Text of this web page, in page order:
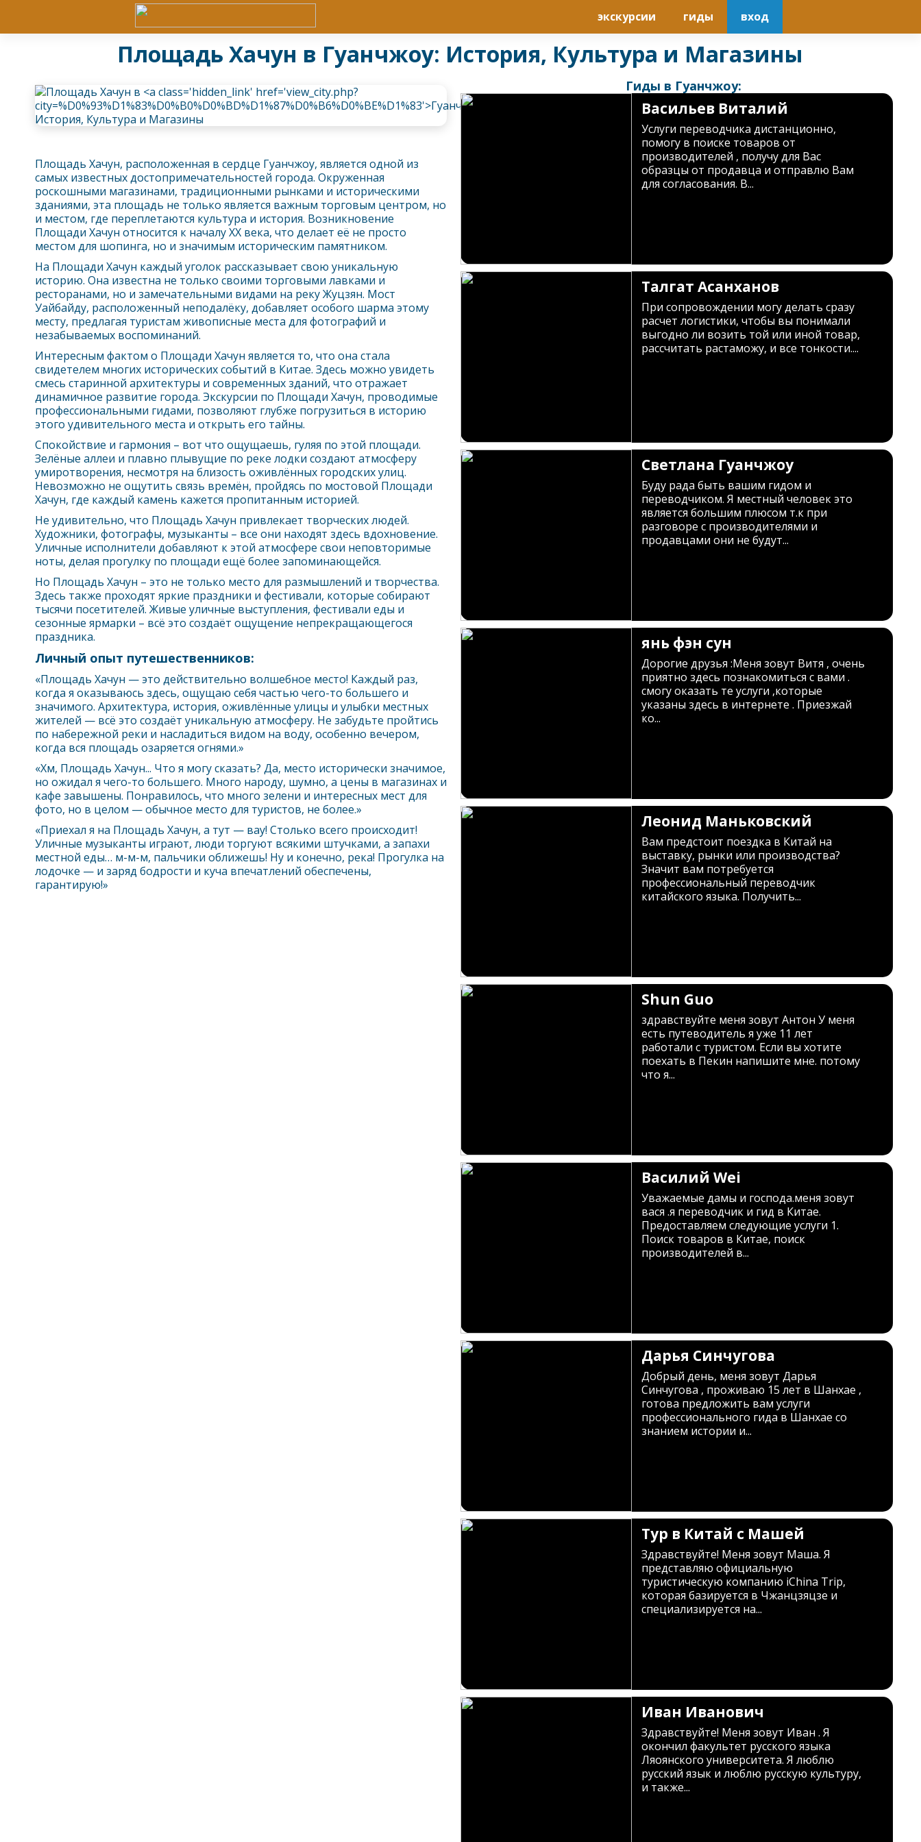
экскурсии гиды вход
Площадь Хачун в Гуанчжоу: История, Культура и Магазины
Площадь Хачун, расположенная в сердце Гуанчжоу, является одной из
самых известных достопримечательностей города. Окруженная
роскошными магазинами, традиционными рынками и историческими
зданиями, эта площадь не только является важным торговым центром, но
и местом, где переплетаются культура и история. Возникновение
Площади Хачун относится к началу XX века, что делает её не просто
местом для шопинга, но и значимым историческим памятником.
На Площади Хачун каждый уголок рассказывает свою уникальную
историю. Она известна не только своими торговыми лавками и
ресторанами, но и замечательными видами на реку Жуцзян. Мост
Уайбайду, расположенный неподалёку, добавляет особого шарма этому
месту, предлагая туристам живописные места для фотографий и
незабываемых воспоминаний.
Интересным фактом о Площади Хачун является то, что она стала
свидетелем многих исторических событий в Китае. Здесь можно увидеть
смесь старинной архитектуры и современных зданий, что отражает
динамичное развитие города. Экскурсии по Площади Хачун, проводимые
профессиональными гидами, позволяют глубже погрузиться в историю
этого удивительного места и открыть его тайны.
Спокойствие и гармония – вот что ощущаешь, гуляя по этой площади.
Зелёные аллеи и плавно плывущие по реке лодки создают атмосферу
умиротворения, несмотря на близость оживлённых городских улиц.
Невозможно не ощутить связь времён, пройдясь по мостовой Площади
Хачун, где каждый камень кажется пропитанным историей.
Не удивительно, что Площадь Хачун привлекает творческих людей.
Художники, фотографы, музыканты – все они находят здесь вдохновение.
Уличные исполнители добавляют к этой атмосфере свои неповторимые
ноты, делая прогулку по площади ещё более запоминающейся.
Но Площадь Хачун – это не только место для размышлений и творчества.
Здесь также проходят яркие праздники и фестивали, которые собирают
тысячи посетителей. Живые уличные выступления, фестивали еды и
сезонные ярмарки – всё это создаёт ощущение непрекращающегося
праздника.
Личный опыт путешественников:
«Площадь Хачун — это действительно волшебное место! Каждый раз,
когда я оказываюсь здесь, ощущаю себя частью чего-то большего и
значимого. Архитектура, история, оживлённые улицы и улыбки местных
жителей — всё это создаёт уникальную атмосферу. Не забудьте пройтись
по набережной реки и насладиться видом на воду, особенно вечером,
когда вся площадь озаряется огнями.»
«Хм, Площадь Хачун... Что я могу сказать? Да, место исторически значимое,
но ожидал я чего-то большего. Много народу, шумно, а цены в магазинах и
кафе завышены. Понравилось, что много зелени и интересных мест для
фото, но в целом — обычное место для туристов, не более.»
«Приехал я на Площадь Хачун, а тут — вау! Столько всего происходит!
Уличные музыканты играют, люди торгуют всякими штучками, а запахи
местной еды… м-м-м, пальчики оближешь! Ну и конечно, река! Прогулка на
лодочке — и заряд бодрости и куча впечатлений обеспечены,
гарантирую!»
Гиды в Гуанчжоу:
Васильев Виталий
Услуги переводчика дистанционно,
помогу в поиске товаров от
производителей , получу для Вас
образцы от продавца и отправлю Вам
для согласования. В...
Талгат Асанханов
При сопровождении могу делать сразу
расчет логистики, чтобы вы понимали
выгодно ли возить той или иной товар,
рассчитать растаможу, и все тонкости....
Светлана Гуанчжоу
Буду рада быть вашим гидом и
переводчиком. Я местный человек это
является большим плюсом т.к при
разговоре с производителями и
продавцами они не будут...
янь фэн сун
Дорогие друзья :Меня зовут Витя , очень
приятно здесь познакомиться с вами .
смогу оказать те услуги ,которые
указаны здесь в интернете . Приезжай
ко...
Леонид Маньковский
Вам предстоит поездка в Китай на
выставку, рынки или производства?
Значит вам потребуется
профессиональный переводчик
китайского языка. Получить...
Shun Guo
здравствуйте меня зовут Антон У меня
есть путеводитель я уже 11 лет
работали с туристом. Если вы хотите
поехать в Пекин напишите мне. потому
что я...
Василий Wei
Уважаемые дамы и господа.меня зовут
вася .я переводчик и гид в Китае.
Предоставляем следующие услуги 1.
Поиск товаров в Китае, поиск
производителей в...
Дарья Синчугова
Добрый день, меня зовут Дарья
Синчугова , проживаю 15 лет в Шанхае ,
готова предложить вам услуги
профессионального гида в Шанхае со
знанием истории и...
Тур в Китай с Машей
Здравствуйте! Меня зовут Маша. Я
представляю официальную
туристическую компанию iChina Trip,
которая базируется в Чжанцзяцзе и
специализируется на...
Иван Иванович
Здравствуйте! Меня зовут Иван . Я
окончил факультет русского языка
Ляоянского университета. Я люблю
русский язык и люблю русскую культуру,
и также...